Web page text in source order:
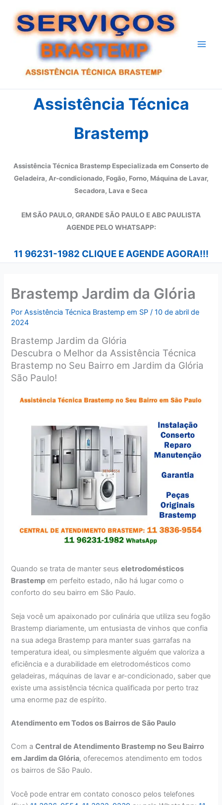
para
Assistência Técnica
Brastemp
Assistência Técnica Brastemp Especializada em Conserto de
Geladeira, Ar-condicionado, Fogão, Forno, Máquina de Lavar,
Secadora, Lava e Seca
EM SÃO PAULO, GRANDE SÃO PAULO E ABC PAULISTA
AGENDE PELO WHATSAPP:
11 96231-1982 CLIQUE E AGENDE AGORA!!!
Brastemp Jardim da Glória
PorAssistência Técnica Brastemp em SP /10 de abril de
2024
Brastemp Jardim da Glória
Descubra o Melhor da Assistência Técnica
Brastemp no Seu Bairro em Jardim da Glória
São Paulo!
Quando se trata de manter seuseletrodomésticos
Brastemp em perfeito estado, não há lugar como o
conforto do seu bairro em São Paulo.
Seja você um apaixonado por culinária que utiliza seu fogão
Brastemp diariamente, um entusiasta de vinhos que confia
na sua adega Brastemp para manter suas garrafas na
temperatura ideal, ou simplesmente alguém que valoriza a
eficiência e a durabilidade em eletrodomésticos como
geladeiras, máquinas de lavar e ar-condicionado, saber que
existe uma assistência técnica qualificada por perto traz
uma enorme paz de espírito.
Atendimento em Todos os Bairros de São Paulo
Com aCentral de Atendimento Brastemp no Seu Bairro
em Jardim da Glória, oferecemos atendimento em todos
os bairros de São Paulo.
Você pode entrar em contato conosco pelos telefones